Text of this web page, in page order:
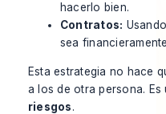
hacerlo bien.
Contratos:
sea
Esta estrategia no hace
a los de otra persona.
riesgos.